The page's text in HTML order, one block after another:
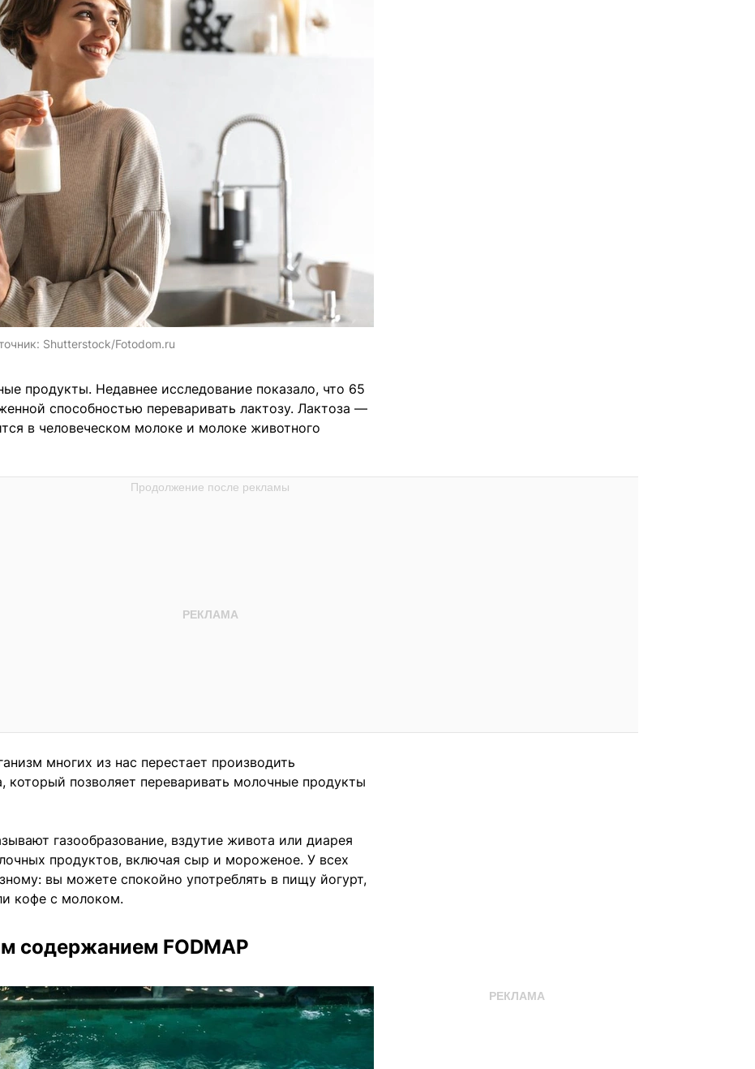
Shutterstock/Fotodom.ru
продукты. Недавнее исследование показало, что 65
способностью переваривать лактозу. Лактоза —
в человеческом молоке и молоке животного
многих из нас перестает производить
который позволяет переваривать молочные продукты
газообразование, вздутие живота или диарея
продуктов, включая сыр и мороженое. У всех
вы можете спокойно употреблять в пищу йогурт,
кофе с молоком.
содержанием FODMAP